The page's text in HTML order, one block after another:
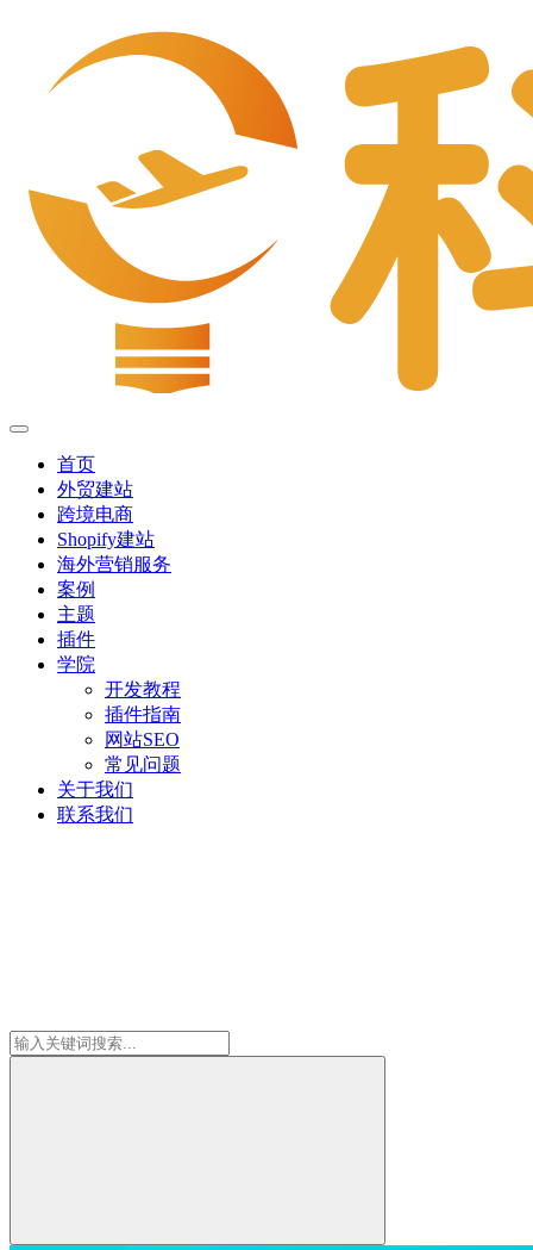
首页
外贸建站
跨境电商
Shopify建站
海外营销服务
案例
主题
插件
学院
开发教程
插件指南
网站SEO
常见问题
关于我们
联系我们